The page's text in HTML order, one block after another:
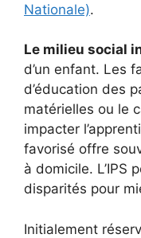
Nationale).
Le milieu social
d’un enfant. Les
d’éducation des
matérielles ou le
impacter
favorisé offre
à domicile. L’IPS
disparités pour
Initialement